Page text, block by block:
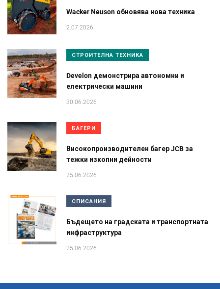
Wacker Neuson обновява нова техника
2.07.2026
СТРОИТЕЛНА ТЕХНИКА
Develon демонстрира автономни и
електрически машини
30.06.2026
БАГЕРИ
Високопроизводителен багер JCB за
тежки изкопни дейности
25.06.2026
СПИСАНИЯ
Бъдещето на градската и транспортната
инфраструктура
25.06.2026